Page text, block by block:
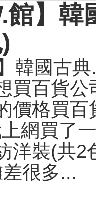
館】
韓國古
買百貨
價格買
網買了
洋裝(共2
很多...